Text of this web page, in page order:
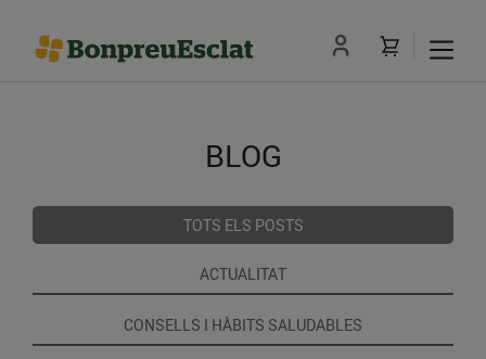
BLOG
TOTS ELS POSTS
ACTUALITAT
CONSELLS I HÀBITS SALUDABLES